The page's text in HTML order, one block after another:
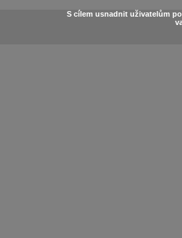
S cílem usnadnit uživatelům